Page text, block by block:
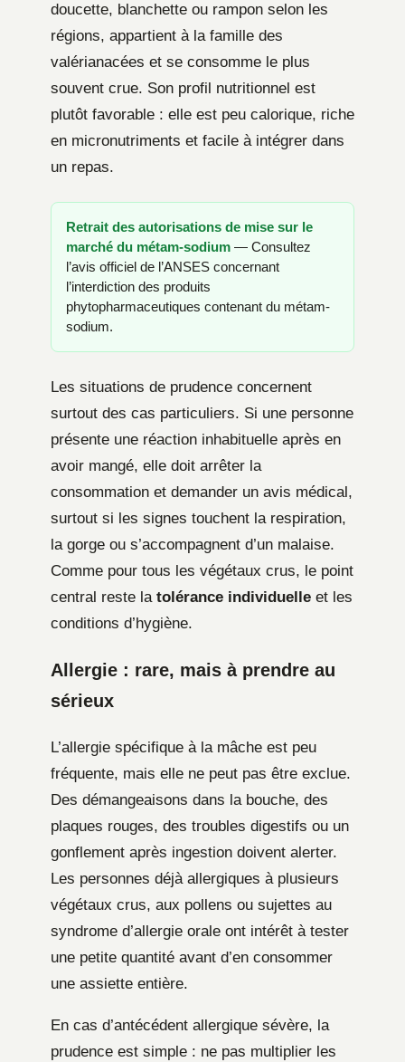
doucette, blanchette ou rampon selon les
régions, appartient à la famille des
valérianacées et se consomme le plus
souvent crue. Son profil nutritionnel est
plutôt favorable : elle est peu calorique, riche
en micronutriments et facile à intégrer dans
un repas.
Retrait des autorisations de mise sur le
marché du métam-sodium — Consultez
l’avis officiel de l’ANSES concernant
l’interdiction des produits
phytopharmaceutiques contenant du métam-
sodium.
Les situations de prudence concernent
surtout des cas particuliers. Si une personne
présente une réaction inhabituelle après en
avoir mangé, elle doit arrêter la
consommation et demander un avis médical,
surtout si les signes touchent la respiration,
la gorge ou s’accompagnent d’un malaise.
Comme pour tous les végétaux crus, le point
central reste la tolérance individuelle et les
conditions d’hygiène.
Allergie : rare, mais à prendre au
sérieux
L’allergie spécifique à la mâche est peu
fréquente, mais elle ne peut pas être exclue.
Des démangeaisons dans la bouche, des
plaques rouges, des troubles digestifs ou un
gonflement après ingestion doivent alerter.
Les personnes déjà allergiques à plusieurs
végétaux crus, aux pollens ou sujettes au
syndrome d’allergie orale ont intérêt à tester
une petite quantité avant d’en consommer
une assiette entière.
En cas d’antécédent allergique sévère, la
prudence est simple : ne pas multiplier les